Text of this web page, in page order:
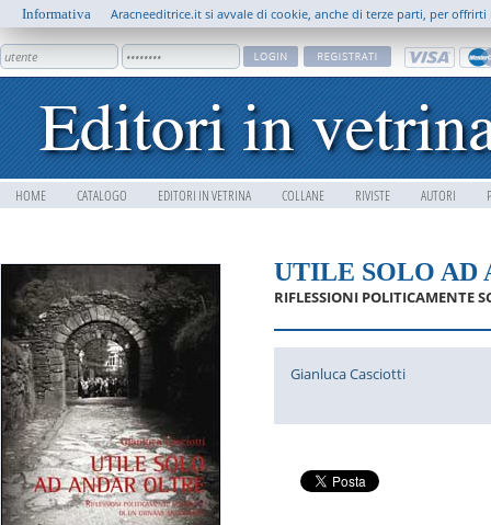
HOME CATALOGO EDITORI IN VETRINA COLLANE RIVISTE AUTORI
UTILE SOLO AD
RIFLESSIONI POLITICAMENTE
Gianluca Casciotti
Informativa Aracneeditrice.it si avvale di cookie, anche di terze parti, per